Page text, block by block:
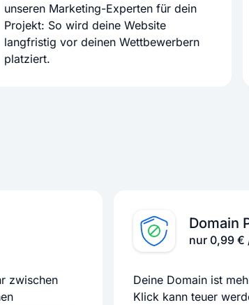
unseren Marketing-Experten für dein
Projekt: So wird deine Website
langfristig vor deinen Wettbewerbern
platziert.
zwischen
Domain
nur 0,99 €
Deine Domain ist
Klick kann teuer